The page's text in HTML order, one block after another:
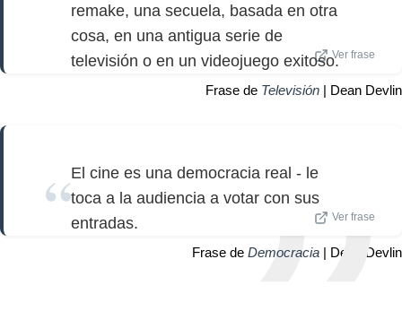
remake, una secuela, basada en otra
cosa, en una antigua serie de
televisión o en un videojuego exitoso.Ver frase
Frase de Televisión | Dean Devlin
El cine es una democracia real - le
toca a la audiencia a votar con sus
entradas.
Ver frase
Frase de Democracia | Dean Devlin